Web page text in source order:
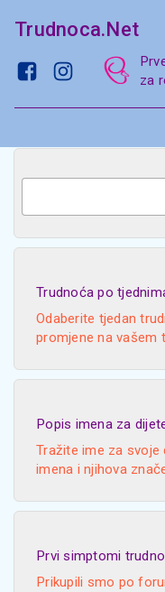
Trudnoca.Net
za
Trudnoća po
Odaberite tjedan
promjene na vašem
Popis imena za
Tražite ime za
imena i njihova
Prvi simptomi
Prikupili smo po